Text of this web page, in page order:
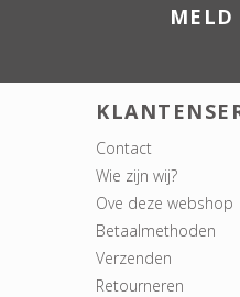
MELD
Contact
Wie zijn wij?
Ove deze webshop
Betaalmethoden
Verzenden
Retourneren